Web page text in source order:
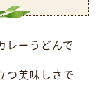
レーうどんで
つ美味しさで